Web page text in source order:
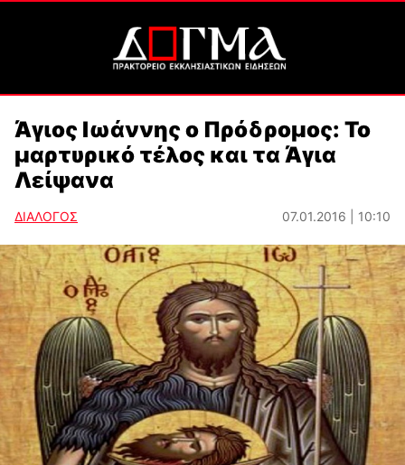
Άγιος Ιωάννης ο Πρόδρομος: Το
μαρτυρικό τέλος και τα Άγια
Λείψανα
ΔΙΑΛΟΓΟΣ 07.01.2016 | 10:10